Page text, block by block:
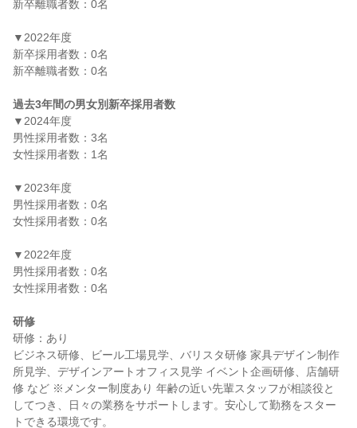
新卒離職者数：0名
▼2022年度
新卒採用者数：0名
新卒離職者数：0名
過去3年間の男女別新卒採用者数
▼2024年度
男性採用者数：3名
女性採用者数：1名
▼2023年度
男性採用者数：0名
女性採用者数：0名
▼2022年度
男性採用者数：0名
女性採用者数：0名
研修
研修：あり
ビジネス研修、ビール工場見学、バリスタ研修 家具デザイン制作
所見学、デザインアートオフィス見学 イベント企画研修、店舗研
修 など ※メンター制度あり 年齢の近い先輩スタッフが相談役と
してつき、日々の業務をサポートします。安心して勤務をスター